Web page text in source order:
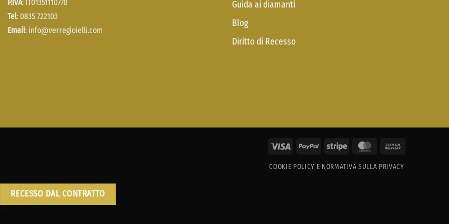
P.IVA: IT01351110778
Tel: 0835 722103
Email: info@verregioielli.com
Guida ai diamanti
Blog
Diritto di Recesso
Visa PayPal Stripe MasterCard
COOKIE POLICY E NORMATIVA SULLA PRIVACY
RECESSO DAL CONTRATTO